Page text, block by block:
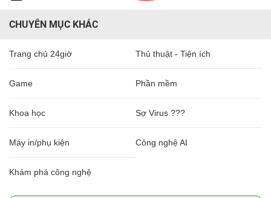
CHUYÊN MỤC KHÁC
Trang chủ 24giờ Thủ thuật - Tiện ích
Game Phần mềm
Khoa học Sợ Virus ???
Máy in/phụ kiện Công nghệ AI
Khám phá công nghệ